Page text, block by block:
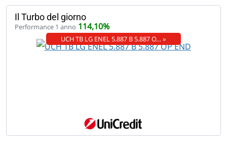
Il Turbo del giorno
Performance 1 anno 114,10%
UCH TB LG ENEL 5.887 B 5.887 O… »